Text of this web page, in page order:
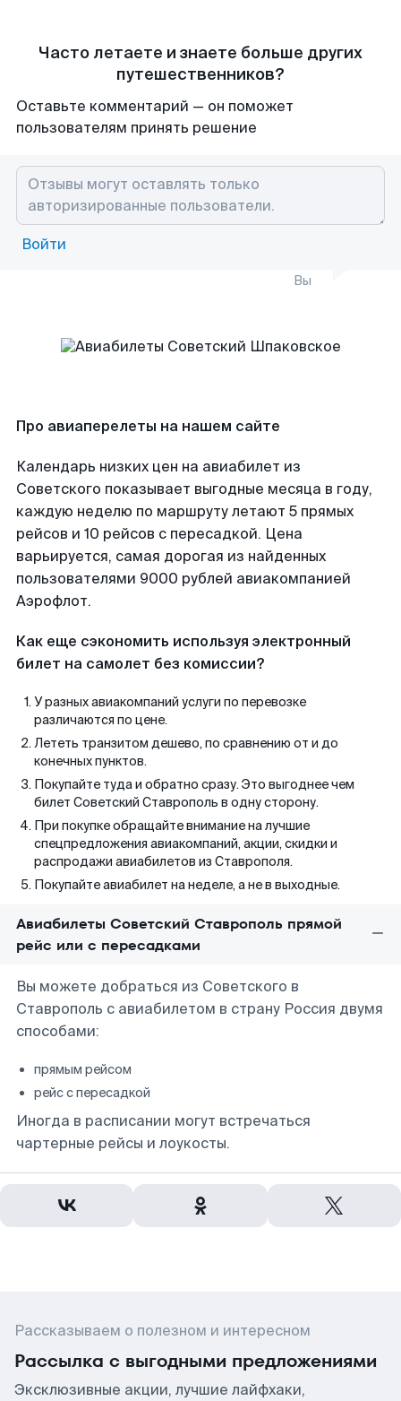
Часто летаете и знаете больше других
путешественников?
Оставьте комментарий — он поможет
пользователям принять решение
Войти
Вы
Про авиаперелеты на нашем сайте
Календарь низких цен на авиабилет из
Советского показывает выгодные месяца в году,
каждую неделю по маршруту летают 5 прямых
рейсов и 10 рейсов с пересадкой. Цена
варьируется, самая дорогая из найденных
пользователями 9000 рублей авиакомпанией
Аэрофлот.
Как еще сэкономить используя электронный
билет на самолет без комиссии?
У разных авиакомпаний услуги по перевозке
различаются по цене.
Лететь транзитом дешево, по сравнению от и до
конечных пунктов.
Покупайте туда и обратно сразу. Это выгоднее чем
билет Советский Ставрополь в одну сторону.
При покупке обращайте внимание на лучшие
спецпредложения авиакомпаний, акции, скидки и
распродажи авиабилетов из Ставрополя.
Покупайте авиабилет на неделе, а не в выходные.
Авиабилеты Советский Ставрополь прямой
рейс или с пересадками
Вы можете добраться из Советского в
Ставрополь с авиабилетом в страну Россия двумя
способами:
прямым рейсом
рейс с пересадкой
Иногда в расписании могут встречаться
чартерные рейсы и лоукосты.
Рассказываем о полезном и интересном
Рассылка с выгодными предложениями
Эксклюзивные акции, лучшие лайфхаки,